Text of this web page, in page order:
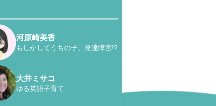
河原崎美香
もしかしてうちの子、発達障害!?
大井ミサコ
ゆる英語子育て